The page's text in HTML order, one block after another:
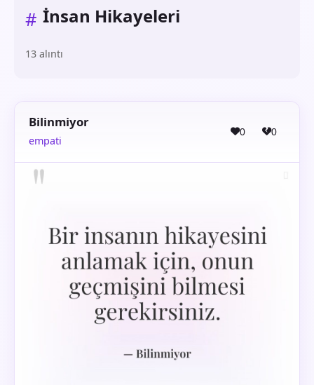
# İnsan Hikayeleri
13 alıntı
Bilinmiyor
empati
0 0